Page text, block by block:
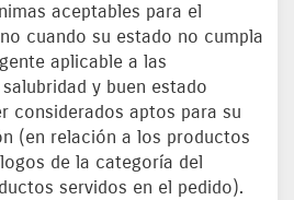
aceptables para el
cuando su estado no cumpla
aplicable a las
y buen estado
considerados aptos para su
(en relación a los productos
de la categoría del
servidos en el pedido).